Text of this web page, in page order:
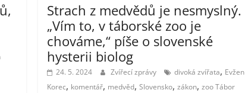
Strach z medvědů je nesmyslný.
„Vím to, v táborské zoo je
chováme,“ píše o slovenské
hysterii biolog
24. 5. 2024 Zvířecí zprávy divoká zvířata, Evžen
Korec, komentář, medvěd,Slovensko,zákon,zoo Tábor